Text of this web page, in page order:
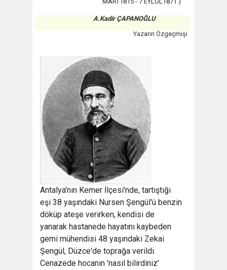
A.Kadir ÇAPANOĞLU
Yazarın Özgeçmişi
Antalya'nın Kemer İlçesi'nde, tartıştığı
eşi 38 yaşındaki Nursen Şengül'ü benzin
döküp ateşe verirken, kendisi de
yanarak hastanede hayatını kaybeden
gemi mühendisi 48 yaşındaki Zekai
Şengül, Düzce'de toprağa verildi.
Cenazede hocanın 'nasıl bilirdiniz'